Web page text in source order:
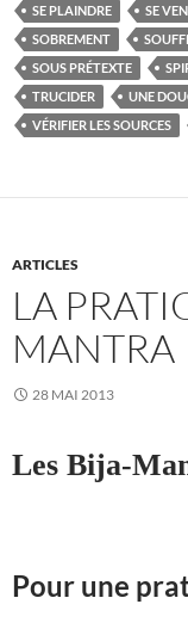
SE PLAINDRE
SE
SOBREMENT
SOUS PRÉTEXTE
TRUCIDER
UNE
VÉRIFIER LES SOURCES
ARTICLES
LA
MANTRA
28 MAI 2013
Les Bija-
Pour une